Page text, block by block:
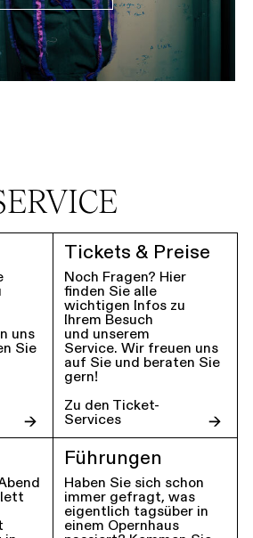
uns
Sie
Tickets & Preise
Noch Fragen? Hier
finden Sie alle
wichtigen Infos zu
Ihrem Besuch
und unserem
Service. Wir freuen uns
auf Sie und beraten Sie
gern!
Zu den Ticket-
Services
Führungen
Haben Sie sich schon
immer gefragt, was
eigentlich tagsüber in
einem Opernhaus